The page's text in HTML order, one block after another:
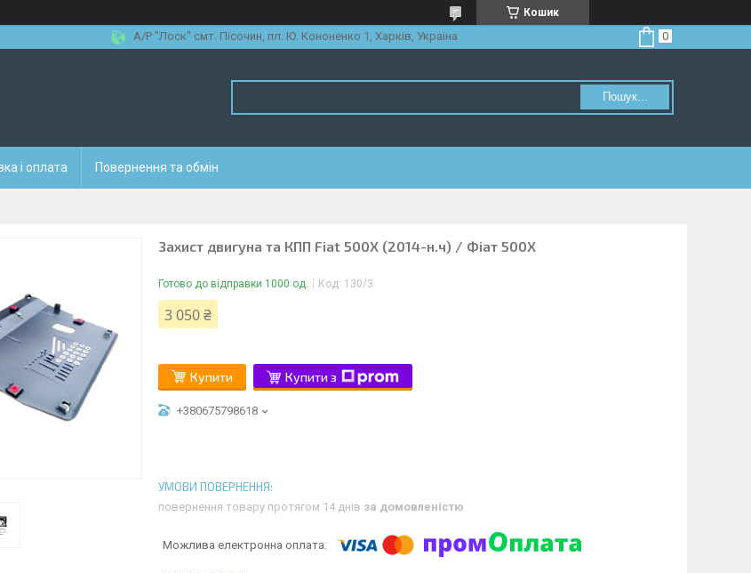
Кошик
А/Р "Лоск" смт. Пісочин, пл. Ю. Кононенко 1, Харків, Україна
Пошук...
і оплата Повернення та обмін
Захист двигуна та КПП Fiat 500X (2014-н.ч) / Фіат 500Х
Готово до відправки 1000 од. Код: 130/3
3 050 ₴
Купити Купити з
+380675798618
повернення товару протягом 14 днів за домовленістю